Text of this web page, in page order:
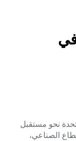
في
نحو مستقبل
الصناعي،